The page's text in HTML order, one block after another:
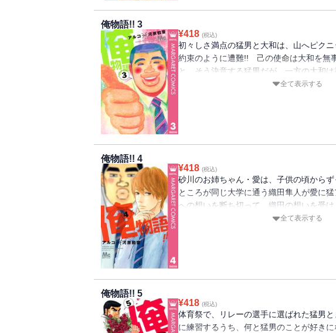
俺物語!! 3
¥418 (税込)
初々しさ満点の猛男と大和は、山へピク
約束のように遭難!! 己の使命は大和を無
と。そう決意する猛男だが、一方の大和
の夜にドキドキ…。 爆笑と感動と胸キュ
全て表示する
俺物語!! 4
¥418 (税込)
砂川のお姉ちゃん・愛は、子供の頃からず
ところが同じ大学に通う織田隼人が愛に
への想いを断ち切って、織田の想いを受
の方にも事件発生！ なんと大和以外にも
全て表示する
俺物語!! 5
¥418 (税込)
体育祭で、リレーの選手に選ばれた猛男
に練習するうち、何と猛男のことが好き